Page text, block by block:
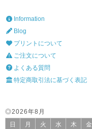
Information
Blog
プリントについて
ご注文について
よくある質問
特定商取引法に基づく表記
◎2026年8月
日
月 火 水 木 金